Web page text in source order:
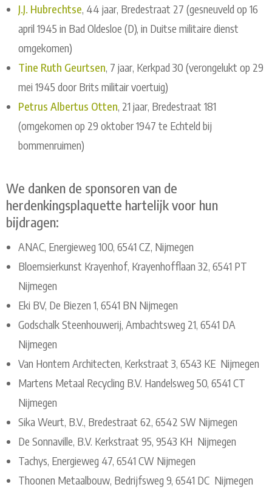
J.J. Hubrechtse, 44 jaar, Bredestraat 27 (gesneuveld op 16
april 1945 in Bad Oldesloe (D), in Duitse militaire dienst
omgekomen)
Tine Ruth Geurtsen, 7 jaar, Kerkpad 30 (verongelukt op 29
mei 1945 door Brits militair voertuig)
Petrus Albertus Otten, 21 jaar, Bredestraat 181
(omgekomen op 29 oktober 1947 te Echteld bij
bommenruimen)
We danken de sponsoren van de
herdenkingsplaquette hartelijk voor hun
bijdragen:
ANAC, Energieweg 100, 6541 CZ, Nijmegen
Bloemsierkunst Krayenhof, Krayenhofflaan 32, 6541 PT
Nijmegen
Eki BV, De Biezen 1, 6541 BN Nijmegen
Godschalk Steenhouwerij, Ambachtsweg 21, 6541 DA
Nijmegen
Van Hontem Architecten, Kerkstraat 3, 6543 KE Nijmegen
Martens Metaal Recycling B.V. Handelsweg 50, 6541 CT
Nijmegen
Sika Weurt, B.V., Bredestraat 62, 6542 SW Nijmegen
De Sonnaville, B.V. Kerkstraat 95, 9543 KH Nijmegen
Tachys, Energieweg 47, 6541 CW Nijmegen
Thoonen Metaalbouw, Bedrijfsweg 9, 6541 DC Nijmegen